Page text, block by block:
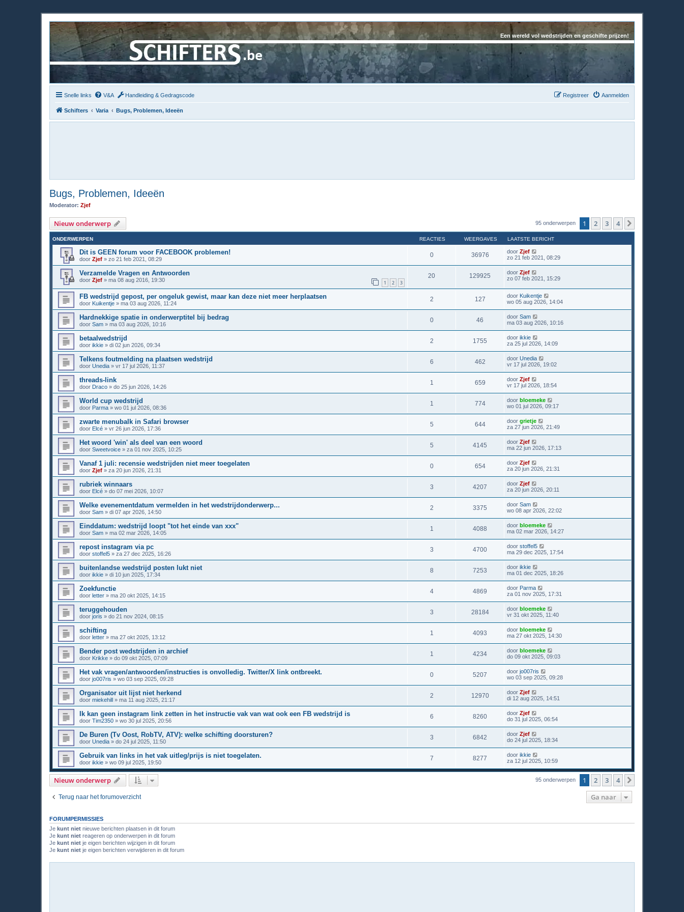
Een wereld vol wedstrijden en geschifte prijzen!
Snelle links V&A Handleiding & Gedragscode Aanmelden
Registreer
Schifters Varia Bugs, Problemen, Ideeën
Bugs, Problemen, Ideeën
Moderator: Zjef
Nieuw onderwerp 95 onderwerpen 1 2 3 4
ONDERWERPEN REACTIES WEERGAVES LAATSTE BERICHT
Dit is GEEN forum voor FACEBOOK problemen!
door Zjef » zo 21 feb 2021, 08:29
0 36976 door Zjef
zo 21 feb 2021, 08:29
Verzamelde Vragen en Antwoorden
door Zjef » ma 08 aug 2016, 19:30 1 2 3
20 129925 door Zjef
zo 07 feb 2021, 15:29
FB wedstrijd gepost, per ongeluk gewist, maar kan deze niet meer herplaatsen
door Kuikentje » ma 03 aug 2026, 11:24
2 127 door Kuikentje
wo 05 aug 2026, 14:04
Hardnekkige spatie in onderwerptitel bij bedrag
door Sam » ma 03 aug 2026, 10:16
0 46 door Sam
ma 03 aug 2026, 10:16
betaalwedstrijd
door ikkie » di 02 jun 2026, 09:34
2 1755 door ikkie
za 25 jul 2026, 14:09
Telkens foutmelding na plaatsen wedstrijd
door Unedia » vr 17 jul 2026, 11:37
6 462 door Unedia
vr 17 jul 2026, 19:02
threads-link
door Draco » do 25 jun 2026, 14:26
1 659 door Zjef
vr 17 jul 2026, 18:54
World cup wedstrijd
door Parma » wo 01 jul 2026, 08:36
1 774 door bloemeke
wo 01 jul 2026, 09:17
zwarte menubalk in Safari browser
door Elcé » vr 26 jun 2026, 17:36
5 644 door grietje
za 27 jun 2026, 21:49
Het woord 'win' als deel van een woord
door Sweetvoice » za 01 nov 2025, 10:25
5 4145 door Zjef
ma 22 jun 2026, 17:13
Vanaf 1 juli: recensie wedstrijden niet meer toegelaten
door Zjef » za 20 jun 2026, 21:31
0 654 door Zjef
za 20 jun 2026, 21:31
rubriek winnaars
door Elcé » do 07 mei 2026, 10:07
3 4207 door Zjef
za 20 jun 2026, 20:11
Welke evenementdatum vermelden in het wedstrijdonderwerp...
door Sam » di 07 apr 2026, 14:50
2 3375 door Sam
wo 08 apr 2026, 22:02
Einddatum: wedstrijd loopt "tot het einde van xxx"
door Sam » ma 02 mar 2026, 14:05
1 4088 door bloemeke
ma 02 mar 2026, 14:27
repost instagram via pc
door stoffel5 » za 27 dec 2025, 16:26
3 4700 door stoffel5
ma 29 dec 2025, 17:54
buitenlandse wedstrijd posten lukt niet
door ikkie » di 10 jun 2025, 17:34
8 7253 door ikkie
ma 01 dec 2025, 18:26
Zoekfunctie
door letter » ma 20 okt 2025, 14:15
4 4869 door Parma
za 01 nov 2025, 17:31
teruggehouden
door joris » do 21 nov 2024, 08:15
3 28184 door bloemeke
vr 31 okt 2025, 11:40
schifting
door letter » ma 27 okt 2025, 13:12
1 4093 door bloemeke
ma 27 okt 2025, 14:30
Bender post wedstrijden in archief
door Krikke » do 09 okt 2025, 07:09
1 4234 door bloemeke
do 09 okt 2025, 09:03
Het vak vragen/antwoorden/instructies is onvolledig. Twitter/X link ontbreekt.
door jo007ris » wo 03 sep 2025, 09:28
0 5207 door jo007ris
wo 03 sep 2025, 09:28
Organisator uit lijst niet herkend
door miekehill » ma 11 aug 2025, 21:17
2 12970 door Zjef
di 12 aug 2025, 14:51
Ik kan geen instagram link zetten in het instructie vak van wat ook een FB wedstrijd is
door Tim2350 » wo 30 jul 2025, 20:56
6 8260 door Zjef
do 31 jul 2025, 06:54
De Buren (Tv Oost, RobTV, ATV): welke schifting doorsturen?
door Unedia » do 24 jul 2025, 11:50
3 6842 door Zjef
do 24 jul 2025, 18:34
Gebruik van links in het vak uitleg/prijs is niet toegelaten.
door ikkie » wo 09 jul 2025, 19:50
7 8277 door ikkie
za 12 jul 2025, 10:59
Nieuw onderwerp 95 onderwerpen 1 2 3 4
Terug naar het forumoverzicht Ga naar
FORUMPERMISSIES
Je kunt niet nieuwe berichten plaatsen in dit forum
Je kunt niet reageren op onderwerpen in dit forum
Je kunt niet je eigen berichten wijzigen in dit forum
Je kunt niet je eigen berichten verwijderen in dit forum